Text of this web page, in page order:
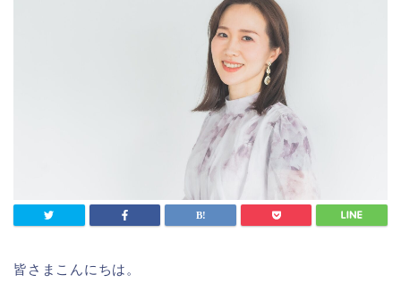
皆さまこんにちは。